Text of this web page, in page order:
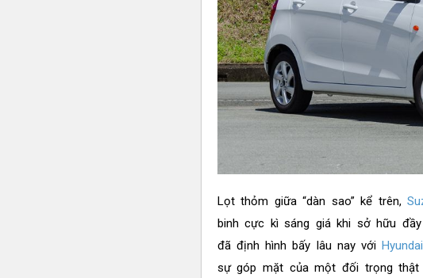
Lọt thỏm giữa “dàn sao” kể trên,
binh cực kì sáng giá khi sở hữu
đã định hình bấy lâu nay với Hyundai
sự góp mặt của một đối trọng